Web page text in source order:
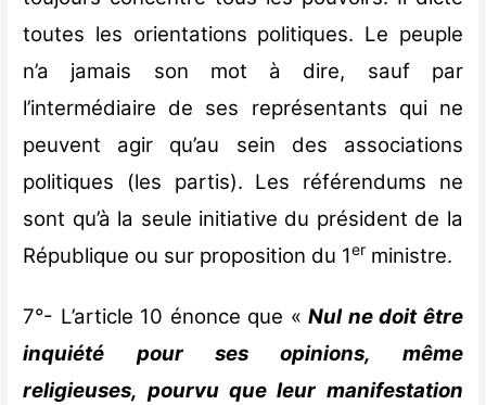
toutes les orientations politiques. Le peuple
n’a jamais son mot à dire, sauf par
l’intermédiaire de ses représentants qui ne
peuvent agir qu’au sein des associations
politiques (les partis). Les référendums ne
sont qu’à la seule initiative du président de la
République ou sur proposition du 1er ministre.
7°- L’article 10 énonce que «Nul ne doit être
inquiété pour ses opinions, même
religieuses, pourvu que leur manifestation